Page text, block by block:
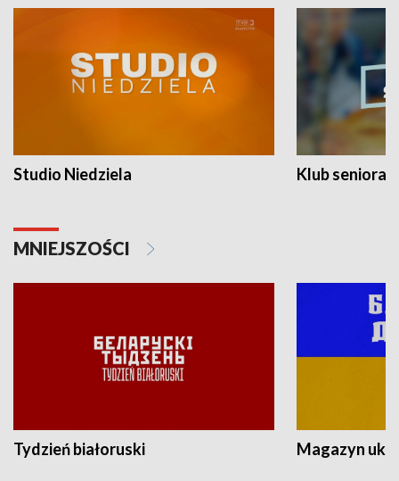
Studio Niedziela Klub seniora
MNIEJSZOŚCI
Tydzień białoruski Magazyn